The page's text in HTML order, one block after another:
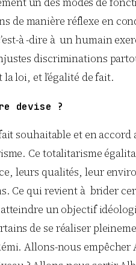
de manière réflexe en
à -dire à un humain
discriminations
loi, et l’égalité de fait.
devise ?
souhaitable et en
Ce totalitarisme
leurs qualités, leur
Ce qui revient à brider
un objectif
de se réaliser
Allons-nous empêcher